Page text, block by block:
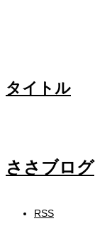
タイトル
ささブログ
RSS